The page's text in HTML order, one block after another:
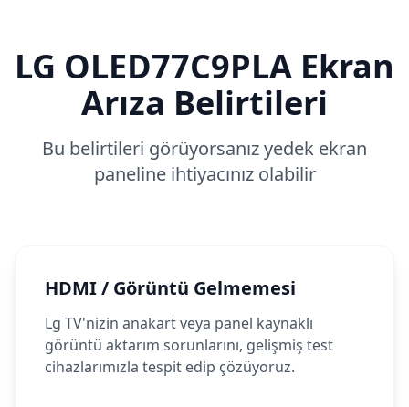
LG OLED77C9PLA Ekran
Arıza Belirtileri
Bu belirtileri görüyorsanız yedek ekran
paneline ihtiyacınız olabilir
HDMI / Görüntü Gelmemesi
Lg TV'nizin anakart veya panel kaynaklı
görüntü aktarım sorunlarını, gelişmiş test
cihazlarımızla tespit edip çözüyoruz.